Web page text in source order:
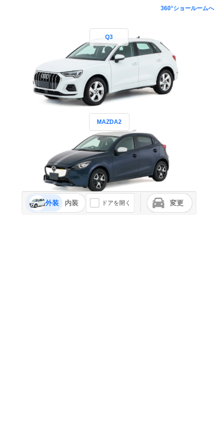
360°ショールームへ
Q3
MAZDA2
外装 内装 ドアを開く 変更